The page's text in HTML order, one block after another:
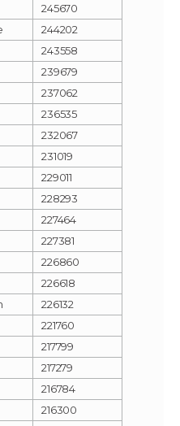
245670
244202
243558
239679
237062
236535
232067
231019
229011
228293
227464
227381
226860
226618
226132
221760
217799
217279
216784
216300